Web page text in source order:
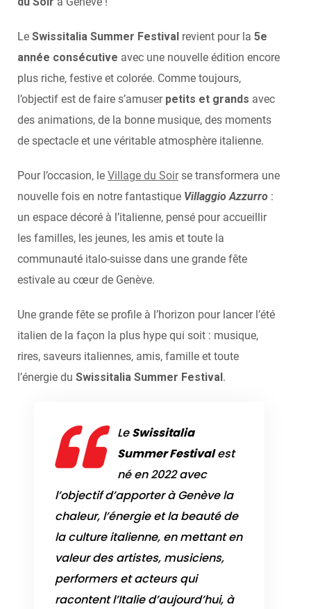
Le Swissitalia Summer Festival revient pour la 5e
année consécutive avec une nouvelle édition encore
plus riche, festive et colorée. Comme toujours,
l’objectif est de faire s’amuser petits et grands avec
des animations, de la bonne musique, des moments
de spectacle et une véritable atmosphère italienne.
Pour l’occasion, le Village du Soirse transformera une
nouvelle fois en notre fantastique Villaggio Azzurro :
un espace décoré à l’italienne, pensé pour accueillir
les familles, les jeunes, les amis et toute la
communauté italo-suisse dans une grande fête
estivale au cœur de Genève.
Une grande fête se profile à l’horizon pour lancer l’été
italien de la façon la plus hype qui soit : musique,
rires, saveurs italiennes, amis, famille et toute
l’énergie du Swissitalia Summer Festival.
LeSwissitalia
Summer Festivalest
né en 2022 avec
l’objectif d’apporter à Genève la
chaleur, l’énergie et la beauté de
la culture italienne, en mettant en
valeur des artistes, musiciens,
performers et acteurs qui
racontent l’Italie d’aujourd’hui, à